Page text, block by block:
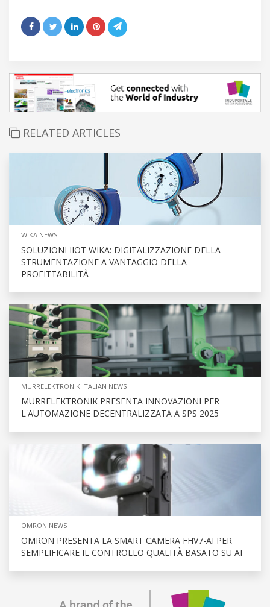
RELATED ARTICLES
WIKA NEWS
SOLUZIONI IIOT WIKA: DIGITALIZZAZIONE DELLA
STRUMENTAZIONE A VANTAGGIO DELLA
PROFITTABILITÀ
MURRELEKTRONIK ITALIAN NEWS
MURRELEKTRONIK PRESENTA INNOVAZIONI PER
L'AUTOMAZIONE DECENTRALIZZATA A SPS 2025
OMRON NEWS
OMRON PRESENTA LA SMART CAMERA FHV7-AI PER
SEMPLIFICARE IL CONTROLLO QUALITÀ BASATO SU AI